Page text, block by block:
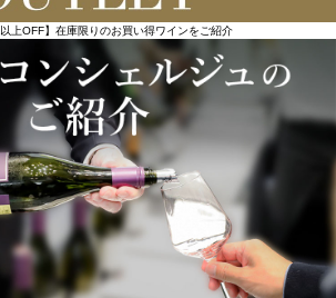
以上OFF】在庫限りのお買い得ワインをご紹介